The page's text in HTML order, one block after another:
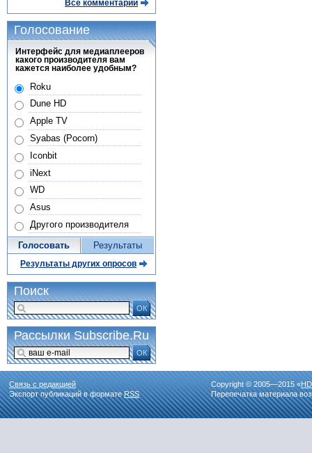
Все комментарии
Голосование
Интерфейс для медиаплееров
какого производителя вам
кажется наиболее удобным?
Roku
Dune HD
Apple TV
Syabas (Pocorn)
Iconbit
iNext
WD
Asus
Другого производителя
Голосовать Результаты
Результаты других опросов
Поиск
ОК
Рассылки Subscribe.Ru
ОК
Связь с редакцией
Экспорт публикаций в форматеRSS
Copyright © 2005—2015 «
Перепечатка материала